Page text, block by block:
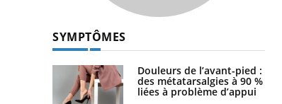
SYMPTÔMES
Douleurs de l’avant-pied :
des métatarsalgies à 90 %
liées à problème d’appui